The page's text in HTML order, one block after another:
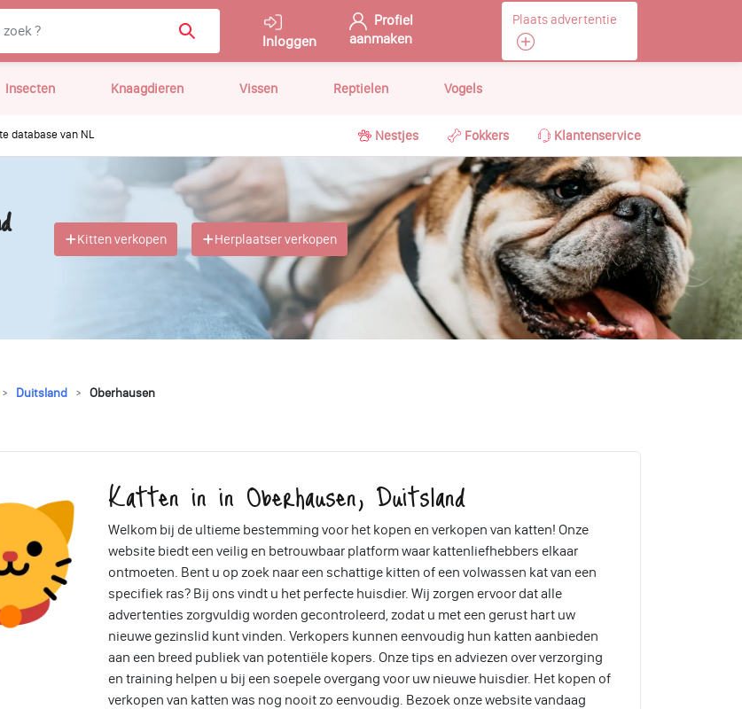
Inloggen
Profiel
aanmaken
Plaats advertentie
Insecten Knaagdieren Vissen Reptielen Vogels
database van NL Nestjes Fokkers Klantenservice
Kitten verkopen Herplaatser verkopen
Duitsland Oberhausen
Katten in in Oberhausen, Duitsland
Welkom bij de ultieme bestemming voor het kopen en verkopen van katten! Onze
website biedt een veilig en betrouwbaar platform waar kattenliefhebbers elkaar
ontmoeten. Bent u op zoek naar een schattige kitten of een volwassen kat van een
specifiek ras? Bij ons vindt u het perfecte huisdier. Wij zorgen ervoor dat alle
advertenties zorgvuldig worden gecontroleerd, zodat u met een gerust hart uw
nieuwe gezinslid kunt vinden. Verkopers kunnen eenvoudig hun katten aanbieden
aan een breed publiek van potentiële kopers. Onze tips en adviezen over verzorging
en training helpen u bij een soepele overgang voor uw nieuwe huisdier. Het kopen of
verkopen van katten was nog nooit zo eenvoudig. Bezoek onze website vandaag